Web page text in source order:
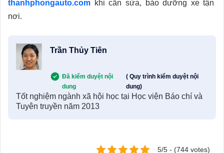
thanhphongauto.com khi cần sửa, bảo dưỡng xe tận
nơi.
Trần Thủy Tiên
Đã kiểm duyệt nội
dung
( Quy trình kiểm duyệt nội
dung)
Tốt nghiệm ngành xã hội học tại Học viện Báo chí và
Tuyên truyền năm 2013
5/5 - (744 votes)